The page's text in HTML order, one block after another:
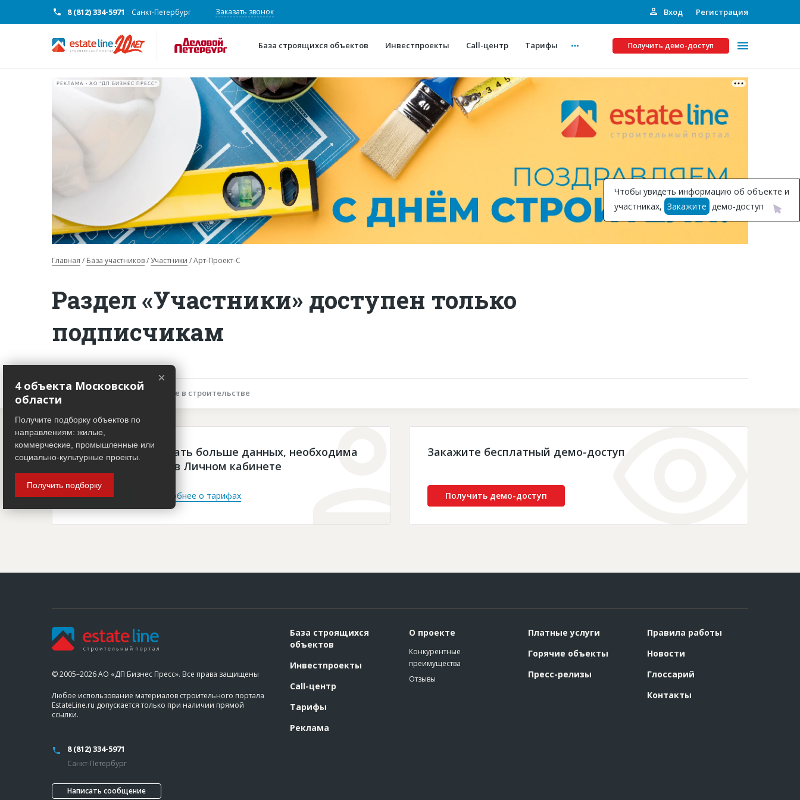
8 (812) 334-5971 Санкт-Петербург Заказать звонок Вход Регистрация
База строящихся объектов Инвестпроекты Call-центр Тарифы Получить демо-доступ
О проекте
Конкурентные преимущества
Горячие объекты
Глоссарий
Платные услуги
Рекламодателям
Инвестпроекты
Подписка на Базу
РЕКЛАМА • АО "ДП БИЗНЕС ПРЕСС"
Главная База участников Участники Арт-Проект-С
Раздел «Участники» доступен только
подписчикам
Описание объекта Участие в строительстве
Чтобы просматривать больше данных, необходима
платная подписка в Личном кабинете
Войти Подробнее о тарифах
Закажите бесплатный демо-доступ
Получить демо-доступ
Чтобы увидеть информацию об объекте и
участниках, Закажите демо-доступ
© 2005–2026 АО «ДП Бизнес Пресс». Все права защищены
Любое использование материалов строительного портала
EstateLine.ru допускается только при наличии прямой
ссылки.
8 (812) 334-5971
Санкт-Петербург
Написать сообщение
База строящихся
объектов
Инвестпроекты
Call-центр
Тарифы
Реклама
О проекте
Конкурентные
преимущества
Отзывы
Платные услуги
Горячие объекты
Пресс-релизы
Правила работы
Новости
Глоссарий
Контакты
×
4 объекта Московской
области
Получите подборку объектов по
направлениям: жилые,
коммерческие, промышленные или
социально-культурные проекты.
Получить подборку